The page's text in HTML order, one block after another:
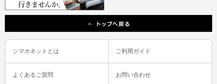
シマホネットとは ご利用ガイド
よくあるご質問 お問い合わせ